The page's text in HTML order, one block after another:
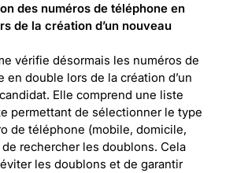
des numéros de téléphone en
de la création d’un nouveau
vérifie désormais les numéros de
en double lors de la création d’un
Elle comprend une liste
permettant de sélectionner le type
de téléphone (mobile, domicile,
rechercher les doublons. Cela
les doublons et de garantir